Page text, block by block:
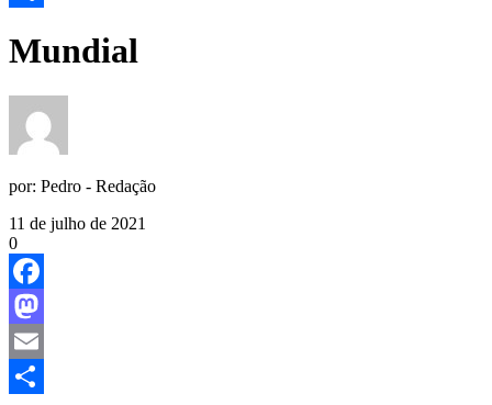
Mundial
por: Pedro - Redação
11 de julho de 2021
0
Facebook
Mastodon
Email